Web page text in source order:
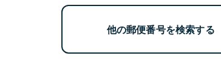
他の郵便番号を検索する